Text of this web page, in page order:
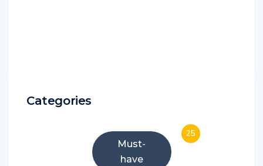
Categories
Must-
have
25